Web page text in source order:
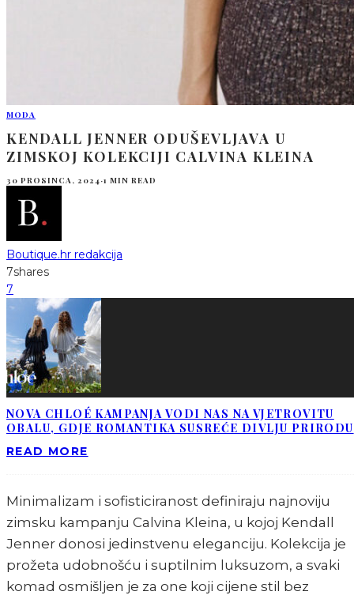
MODA
KENDALL JENNER ODUŠEVLJAVA U
ZIMSKOJ KOLEKCIJI CALVINA KLEINA
30 PROSINCA, 2024·1 MIN READ
Boutique.hr redakcija
7shares
7
NOVA CHLOÉ KAMPANJA VODI NAS NA VJETROVITU
OBALU, GDJE ROMANTIKA SUSREĆE DIVLJU PRIRODU
READ MORE
Minimalizam i sofisticiranost definiraju najnoviju
zimsku kampanju Calvina Kleina, u kojoj Kendall
Jenner donosi jedinstvenu eleganciju. Kolekcija je
prožeta udobnošću i suptilnim luksuzom, a svaki
komad osmišljen je za one koji cijene stil bez